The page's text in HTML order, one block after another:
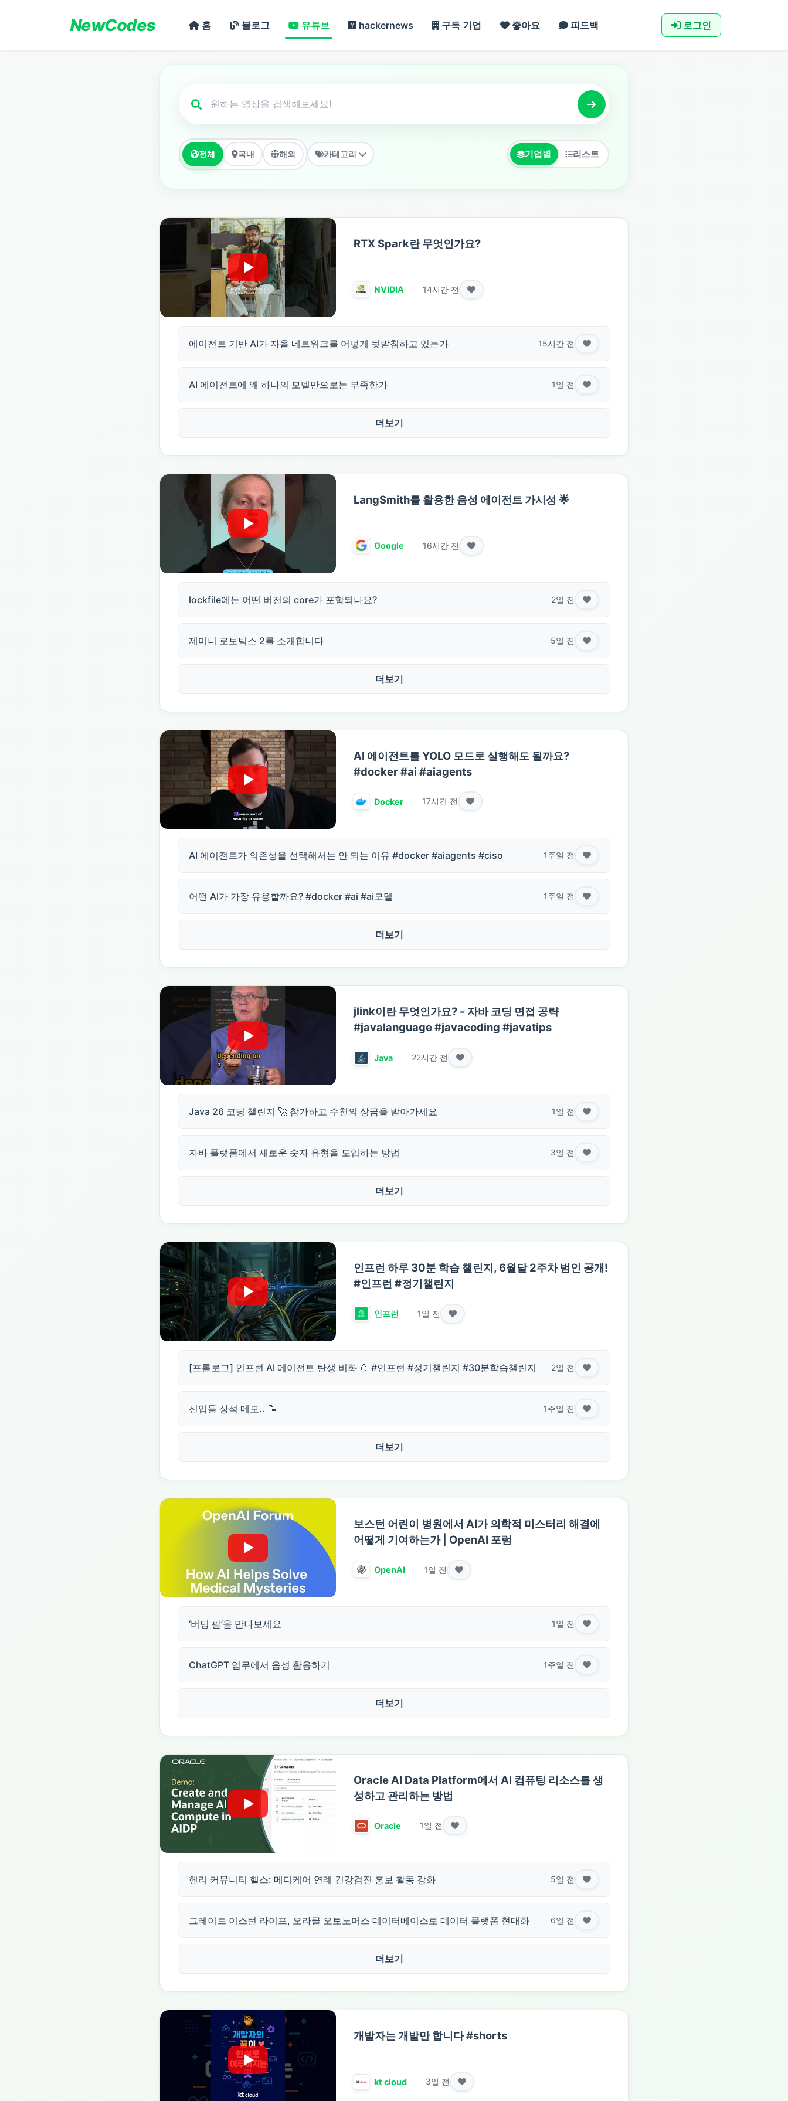
NewCodes 홈 블로그 유튜브 hackernews 구독 기업 좋아요 피드백 로그인
전체 국내 해외 카테고리 기업별 리스트
RTX Spark란 무엇인가요?
NVIDIA 14시간 전
에이전트 기반 AI가 자율 네트워크를 어떻게 뒷받침하고 있는가 15시간 전
AI 에이전트에 왜 하나의 모델만으로는 부족한가 1일 전
더보기
LangSmith를 활용한 음성 에이전트 가시성 🌟
Google 16시간 전
lockfile에는 어떤 버전의 core가 포함되나요? 2일 전
제미니 로보틱스 2를 소개합니다 5일 전
더보기
AI 에이전트를 YOLO 모드로 실행해도 될까요?
#docker #ai #aiagents
Docker 17시간 전
AI 에이전트가 의존성을 선택해서는 안 되는 이유 #docker #aiagents #ciso 1주일 전
어떤 AI가 가장 유용할까요? #docker #ai #ai모델 1주일 전
더보기
jlink이란 무엇인가요? - 자바 코딩 면접 공략
#javalanguage #javacoding #javatips
Java 22시간 전
Java 26 코딩 챌린지 🚀 참가하고 수천의 상금을 받아가세요 1일 전
자바 플랫폼에서 새로운 숫자 유형을 도입하는 방법 3일 전
더보기
인프런 하루 30분 학습 챌린지, 6월달 2주차 범인 공개!
#인프런 #정기챌린지
인프런 1일 전
[프롤로그] 인프런 AI 에이전트 탄생 비화 🥚 #인프런 #정기챌린지 #30분학습챌린지 2일 전
신입들 상석 메모.. 📝 1주일 전
더보기
보스턴 어린이 병원에서 AI가 의학적 미스터리 해결에
어떻게 기여하는가 | OpenAI 포럼
OpenAI 1일 전
‘버딩 팔’을 만나보세요 1일 전
ChatGPT 업무에서 음성 활용하기 1주일 전
더보기
Oracle AI Data Platform에서 AI 컴퓨팅 리소스를 생
성하고 관리하는 방법
Oracle 1일 전
헨리 커뮤니티 헬스: 메디케어 연례 건강검진 홍보 활동 강화 5일 전
그레이트 이스턴 라이프, 오라클 오토노머스 데이터베이스로 데이터 플랫폼 현대화 6일 전
더보기
개발자는 개발만 합니다 #shorts
kt cloud 3일 전